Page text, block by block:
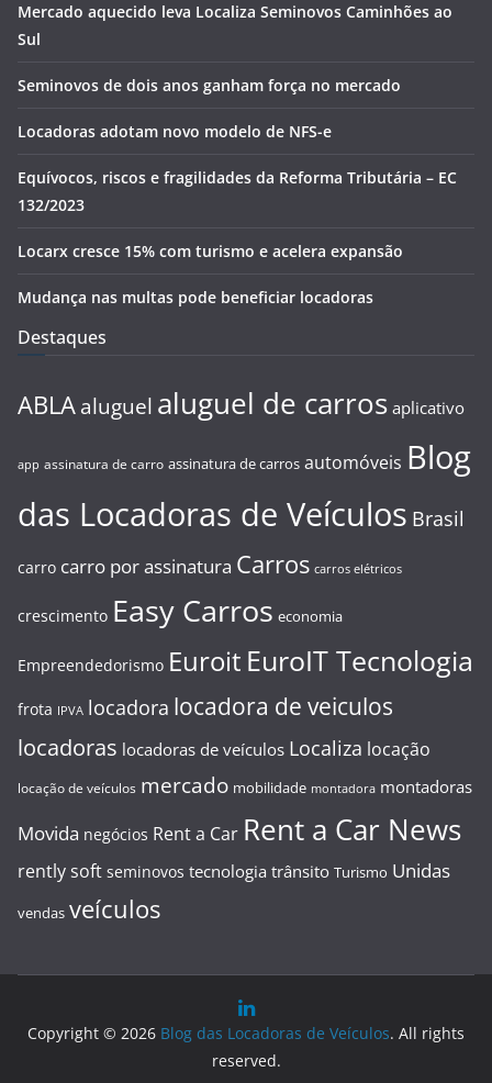
Mercado aquecido leva Localiza Seminovos Caminhões ao
Sul
Seminovos de dois anos ganham força no mercado
Locadoras adotam novo modelo de NFS-e
Equívocos, riscos e fragilidades da Reforma Tributária – EC
132/2023
Locarx cresce 15% com turismo e acelera expansão
Mudança nas multas pode beneficiar locadoras
Destaques
ABLA aluguel aluguel de carros aplicativo
app assinatura de carro assinatura de carros automóveis Blog
das Locadoras de Veículos Brasil
carro carro por assinatura Carros carros elétricos
crescimento Easy Carros economia
Empreendedorismo Euroit EuroIT Tecnologia
frota IPVA locadora locadora de veiculos
locadoras locadoras de veículos Localiza locação
locação de veículos mercado mobilidade montadora montadoras
Movida negócios Rent a Car Rent a Car News
rently soft seminovos tecnologia trânsito Turismo Unidas
vendas veículos
Copyright © 2026 Blog das Locadoras de Veículos. All rights
reserved.